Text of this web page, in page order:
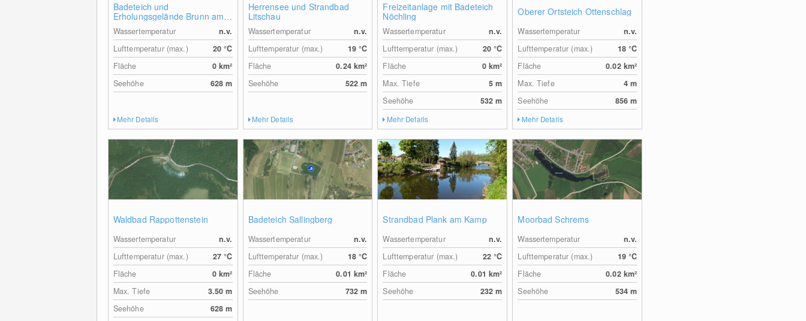
Badeteich und
Erholungsgelände Brunn am
Wald
Wassertemperatur
n.v.
Lufttemperatur (max.)
20°C
Fläche
0km²
Seehöhe
628m
Mehr Details
Herrensee und Strandbad
Litschau
Wassertemperatur
n.v.
Lufttemperatur (max.)
19°C
Fläche
0.24km²
Seehöhe
522m
Mehr Details
Freizeitanlage mit Badeteich
Nöchling
Wassertemperatur
n.v.
Lufttemperatur (max.)
20°C
Fläche
0 km²
Max. Tiefe
5m
Seehöhe
532m
Mehr Details
Oberer Ortsteich Ottenschlag
Wassertemperatur
n.v.
Lufttemperatur (max.)
18 °C
Fläche
0.02 km²
Max. Tiefe
4m
Seehöhe
856m
Mehr Details
Waldbad Rappottenstein
Wassertemperatur
n.v.
Lufttemperatur (max.)
27°C
Fläche
0km²
Max. Tiefe
3.50m
Seehöhe
628m
Badeteich Sallingberg
Wassertemperatur
n.v.
Lufttemperatur (max.)
18°C
Fläche
0.01km²
Seehöhe
732m
Strandbad Plank am Kamp
Wassertemperatur
n.v.
Lufttemperatur (max.)
22°C
Fläche
0.01 km²
Seehöhe
232m
Moorbad Schrems
Wassertemperatur
n.v.
Lufttemperatur (max.)
19 °C
Fläche
0.02 km²
Seehöhe
534m